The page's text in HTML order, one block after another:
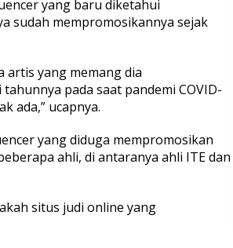
yang baru diketahui
sudah mempromosikannya sejak
artis yang memang dia
pada saat pandemi COVID-
ada,” ucapnya.
yang diduga mempromosikan
ahli, di antaranya ahli ITE dan
situs judi online yang